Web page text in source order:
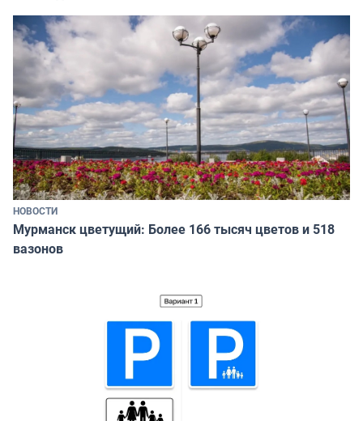
НОВОСТИ
Мурманск цветущий: Более 166 тысяч цветов и 518
вазонов